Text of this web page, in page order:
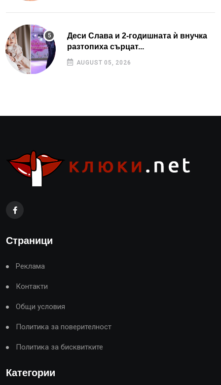
Деси Слава и 2-годишната ѝ внучка
разтопиха сърцат...
AUGUST 05, 2026
Страници
Реклама
Контакти
Общи условия
Политика за поверителност
Политика за бисквитките
Категории